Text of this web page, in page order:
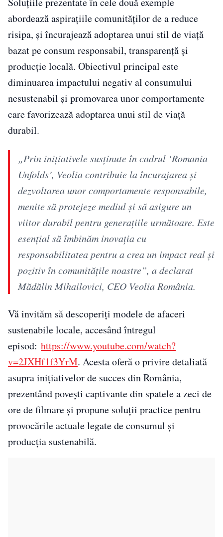
abordează aspirațiile comunităților de a reduce
risipa, și încurajează adoptarea unui stil de viață
bazat pe consum responsabil, transparență și
producție locală. Obiectivul principal este
diminuarea impactului negativ al consumului
nesustenabil și promovarea unor comportamente
care favorizează adoptarea unui stil de viață
durabil.
„Prin inițiativele susținute în cadrul ‘Romania
Unfolds’, Veolia contribuie la încurajarea și
dezvoltarea unor comportamente responsabile,
menite să protejeze mediul și să asigure un
viitor durabil pentru generațiile următoare. Este
esențial să îmbinăm inovația cu
responsabilitatea pentru a crea un impact real și
pozitiv în comunitățile noastre”, a declarat
Mădălin Mihailovici, CEO Veolia România.
Vă invităm să descoperiți modele de afaceri
sustenabile locale, accesând întregul
episod: https://www.youtube.com/watch?
v=2JXHf1f3YrM. Acesta oferă o privire detaliată
asupra inițiativelor de succes din România,
prezentând povești captivante din spatele a zeci de
ore de filmare și propune soluții practice pentru
provocările actuale legate de consumul și
producția sustenabilă.